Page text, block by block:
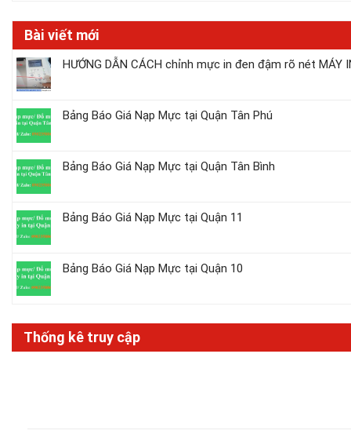
Bài viết mới
HƯỚNG DẪN CÁCH chỉnh mực in đen đậm rõ nét MÁY
Bảng Báo Giá Nạp Mực tại Quận Tân Phú
Bảng Báo Giá Nạp Mực tại Quận Tân Bình
Bảng Báo Giá Nạp Mực tại Quận 11
Bảng Báo Giá Nạp Mực tại Quận 10
Thống kê truy cập